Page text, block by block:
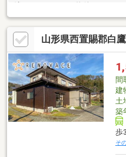
ております。
山形県西置賜郡白
間
建
土
築
歩
そ